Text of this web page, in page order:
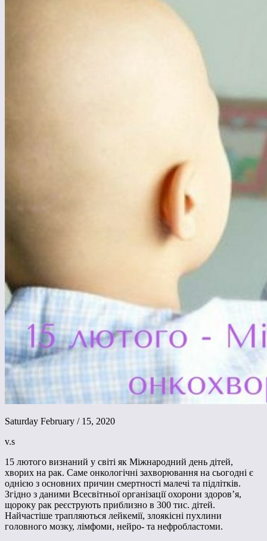
Saturday February / 15, 2020
v.s
15 лютого визнаний у світі як Міжнародний день дітей,
хворих на рак. Саме онкологічні захворювання на сьогодні є
однією з основних причин смертності малечі та підлітків.
Згідно з даними Всесвітньої організації охорони здоров’я,
щороку рак реєструють приблизно в 300 тис. дітей.
Найчастіше трапляються лейкемії, злоякісні пухлини
головного мозку, лімфоми, нейро- та нефробластоми.